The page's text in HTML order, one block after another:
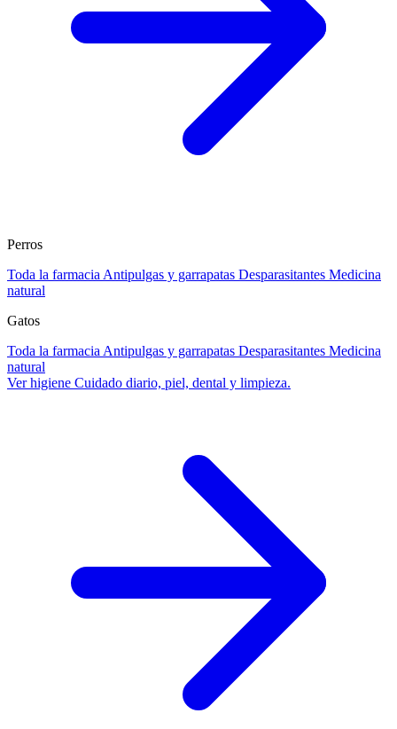
Perros
Toda la farmacia Antipulgas y garrapatas Desparasitantes Medicina
natural
Gatos
Toda la farmacia Antipulgas y garrapatas Desparasitantes Medicina
natural
Ver higiene Cuidado diario, piel, dental y limpieza.